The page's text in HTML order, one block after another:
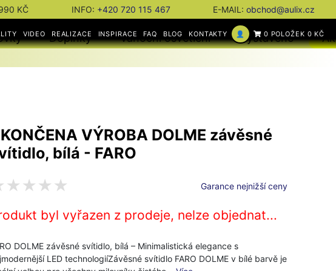
KČ INFO: +420 720 115 467 E-MAIL: obchod@aulix.cz
VIDEO REALIZACE INSPIRACE FAQ BLOG KONTAKTY 👤 0 POLOŽEK 0 KČ
Doplňky Vánoční osvětlení Vystaveno
VÝROBA DOLME závěsné
bílá - FARO
Garance nejnižší ceny
byl vyřazen z prodeje, nelze objednat...
DOLME závěsné svítidlo, bílá – Minimalistická elegance s
LED technologiíZávěsné svítidlo FARO DOLME v bílé barvě je